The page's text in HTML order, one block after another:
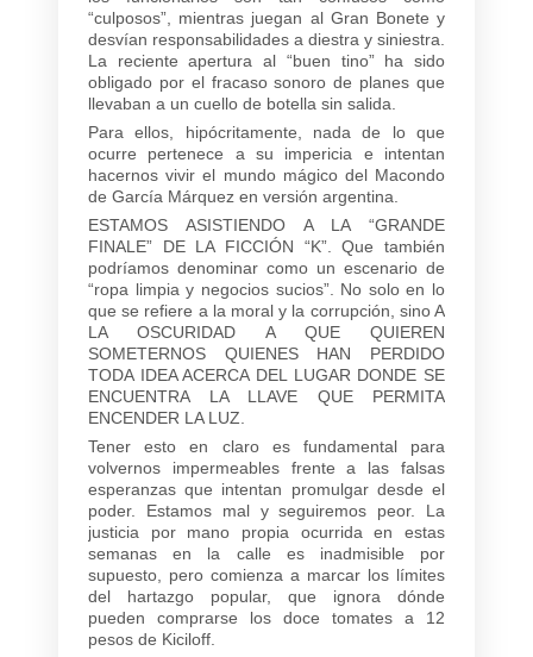
“culposos”, mientras juegan al Gran Bonete y
desvían responsabilidades a diestra y siniestra.
La reciente apertura al “buen tino” ha sido
obligado por el fracaso sonoro de planes que
llevaban a un cuello de botella sin salida.
Para ellos, hipócritamente, nada de lo que
ocurre pertenece a su impericia e intentan
hacernos vivir el mundo mágico del Macondo
de García Márquez en versión argentina.
ESTAMOS ASISTIENDO A LA “GRANDE
FINALE” DE LA FICCIÓN “K”. Que también
podríamos denominar como un escenario de
“ropa limpia y negocios sucios”. No solo en lo
que se refiere a la moral y la corrupción, sino A
LA OSCURIDAD A QUE QUIEREN
SOMETERNOS QUIENES HAN PERDIDO
TODA IDEA ACERCA DEL LUGAR DONDE SE
ENCUENTRA LA LLAVE QUE PERMITA
ENCENDER LA LUZ.
Tener esto en claro es fundamental para
volvernos impermeables frente a las falsas
esperanzas que intentan promulgar desde el
poder. Estamos mal y seguiremos peor. La
justicia por mano propia ocurrida en estas
semanas en la calle es inadmisible por
supuesto, pero comienza a marcar los límites
del hartazgo popular, que ignora dónde
pueden comprarse los doce tomates a 12
pesos de Kiciloff.